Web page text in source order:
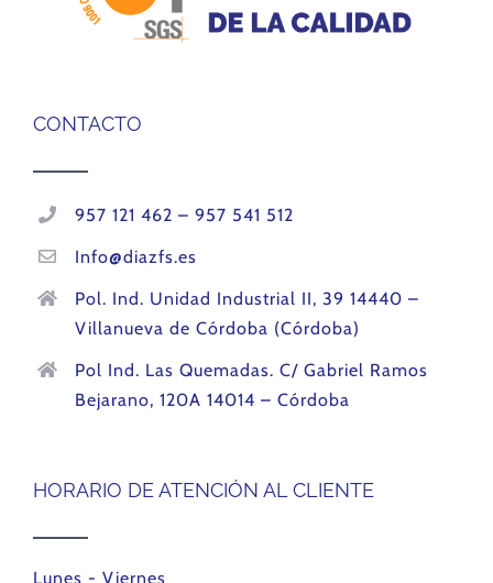
CONTACTO
957 121 462 – 957 541 512
Info@diazfs.es
Pol. Ind. Unidad Industrial II, 39 14440 –
Villanueva de Córdoba (Córdoba)
Pol Ind. Las Quemadas. C/ Gabriel Ramos
Bejarano, 120A 14014 – Córdoba
HORARIO DE ATENCIÓN AL CLIENTE
Lunes - Viernes